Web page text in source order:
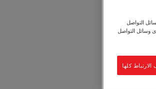
التواصل
وسائل التواصل
كلها